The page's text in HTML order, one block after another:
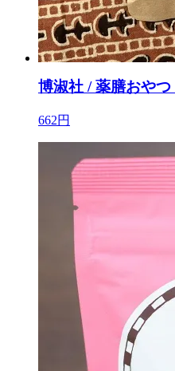
博淑社 / 薬膳おや
662円